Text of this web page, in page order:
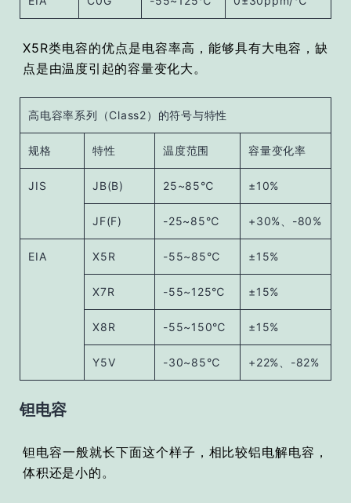
X5R类电容的优点是电容率高，能够具有大电容，缺
点是由温度引起的容量变化大。
高电容率系列（Class2）的符号与特性
规格 特性 温度范围 容量变化率
JIS JB(B) 25~85℃ ±10%
JF(F) -25~85℃ +30%、-80%
EIA X5R -55~85℃ ±15%
X7R -55~125℃ ±15%
X8R -55~150℃ ±15%
Y5V -30~85℃ +22%、-82%
钽电容
钽电容一般就长下面这个样子，相比较铝电解电容，
体积还是小的。